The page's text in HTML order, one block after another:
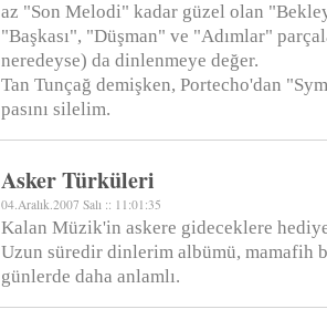
az "Son Melodi" kadar güzel olan
"Başkası", "Düşman" ve "Adımlar"
neredeyse) da dinlenmeye değer.
Tan Tunçağ demişken, Portecho'dan
pasını silelim.
Asker Türküleri
04.Aralık.2007 Salı :: 11:01:35
Kalan Müzik'in askere gideceklere
Uzun süredir dinlerim albümü, mamafih
günlerde daha anlamlı.